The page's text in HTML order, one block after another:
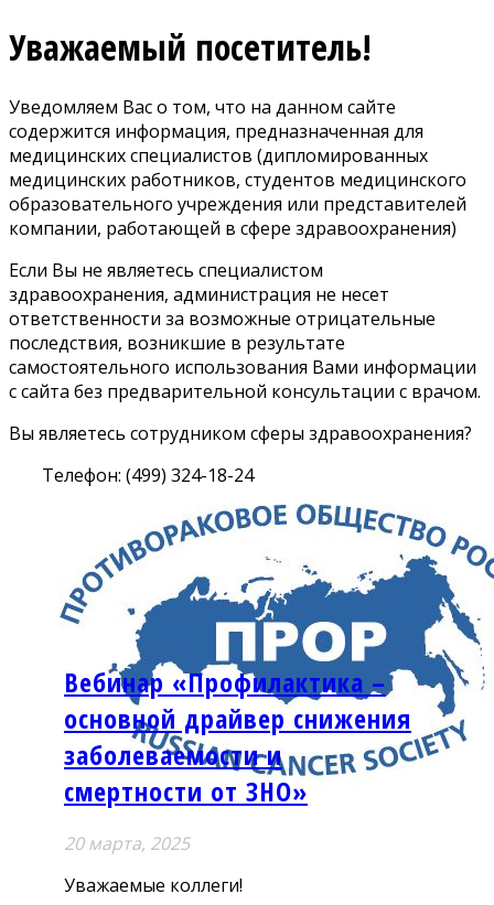
Уважаемый посетитель!
Уведомляем Вас о том, что на данном сайте
содержится информация, предназначенная для
медицинских специалистов (дипломированных
медицинских работников, студентов медицинского
образовательного учреждения или представителей
компании, работающей в сфере здравоохранения)
Если Вы не являетесь специалистом
здравоохранения, администрация не несет
ответственности за возможные отрицательные
последствия, возникшие в результате
самостоятельного использования Вами информации
с сайта без предварительной консультации с врачом.
Вы являетесь сотрудником сферы здравоохранения?
Телефон: (499) 324-18-24
Вебинар «Профилактика –
основной драйвер снижения
заболеваемости и
смертности от ЗНО»
20 мартa, 2025
Уважаемые коллеги!